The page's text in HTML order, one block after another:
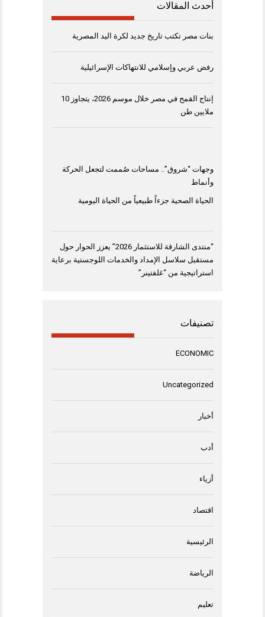
أحدث المقالات
بنات مصر تكتب تاريخ جديد لكرة اليد المصرية
رفض عربي وإسلامي للانتهاكات الإسرائيلية
إنتاج القمح في مصر خلال موسم 2026، يتجاوز 10
ملايين طن
وجهات “شروق”.. مساحات صُممت لتجعل الحركة
وأنماط
الحياة الصحية جزءاً طبيعياً من الحياة اليومية
“منتدى الشارقة للاستثمار 2026” يعزز الحوار حول
مستقبل سلاسل الإمداد والخدمات اللوجستية برعاية
استراتيجية من “غلفتينر”
تصنيفات
ECONOMIC
Uncategorized
أخبار
أدب
أزياء
اقتصاد
الرئيسية
الرياضة
تعليم